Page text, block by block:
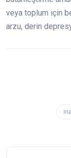
veya toplum için
arzu, derin